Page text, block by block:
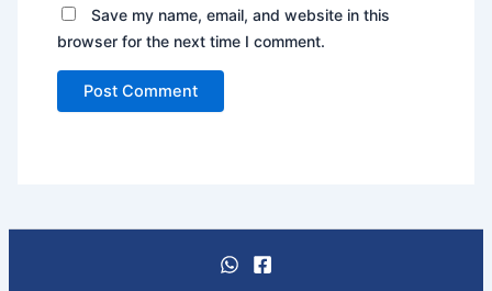
Save my name, email, and website in this
browser for the next time I comment.